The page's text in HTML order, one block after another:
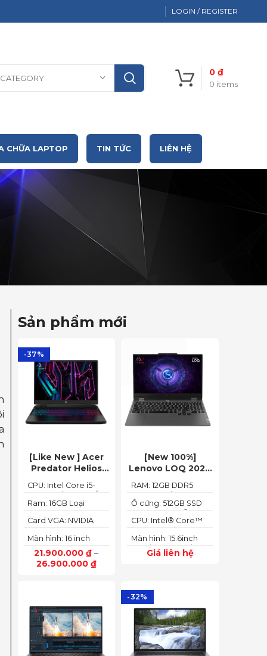
LOGIN / REGISTER
0 items
0₫
CHỮA LAPTOP TIN TỨC LIÊN HỆ
Sản phẩm mới
-37%
[Like New ] Acer
Predator Helios
Neo 2023 PHN16-
71-54W3 (Core i5-
13500HX, 16GB,
6GB, 16″ FHD
165Hz)
21.900.000₫ –
26.900.000 ₫
Màn hình: 16 inch
SlimBezel, sRGB
100%, Acer
Card VGA: NVIDIA
6GB (140W)
Ram: 16GB Loại
4800MHz
CPU: Intel Core i5-
13500HX (14 Cores/
20 Threads, up to
[New 100%]
Lenovo LOQ 2024
12450HX, 12GB,
512GB, RTX 3050
6GB, 15.6″ FHD
144Hz)
Giá liên hệ
Màn hình: 15.6inch
FHD (1920x1080) IPS
300nits Anti-glare,
CPU: Intel® Core™
i5-12450HX (2.00GHz
up to 4.40GHz, 12MB
Cache)
Ổ cứng: 512GB SSD
M.2 2242 PCIe®
4.0x4 NVMe®
RAM: 12GB DDR5
4800MHz (up to
32GB)
-32%